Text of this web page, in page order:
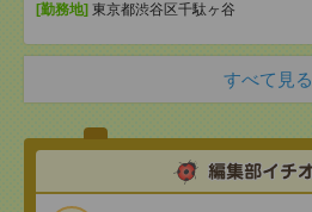
[勤務地] 東京都渋谷区千駄ヶ谷
すべて見る